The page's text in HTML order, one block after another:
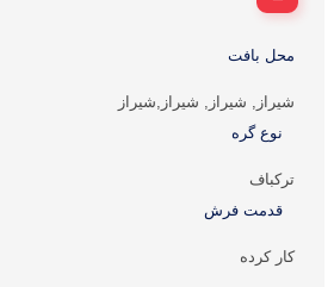
محل بافت
شیراز, شیراز, شیراز,شیراز
نوع گره
ترکباف
قدمت فرش
کار کرده